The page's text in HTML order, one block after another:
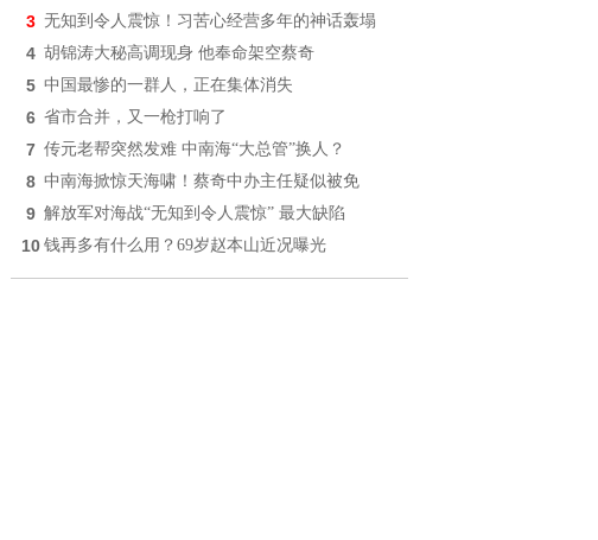
3 无知到令人震惊！习苦心经营多年的神话轰塌
4 胡锦涛大秘高调现身 他奉命架空蔡奇
5 中国最惨的一群人，正在集体消失
6 省市合并，又一枪打响了
7 传元老帮突然发难 中南海“大总管”换人？
8 中南海掀惊天海啸！蔡奇中办主任疑似被免
9 解放军对海战“无知到令人震惊” 最大缺陷
10 钱再多有什么用？69岁赵本山近况曝光